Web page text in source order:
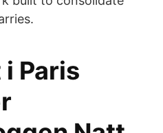
Paris